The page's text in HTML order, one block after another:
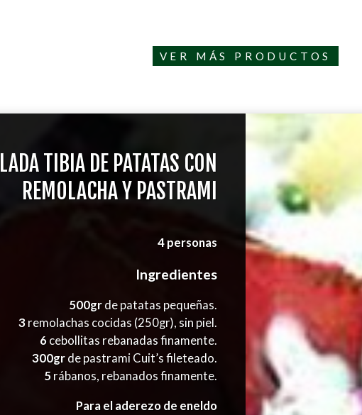
VER MÁS PRODUCTOS
TIBIA DE PATATAS CON
REMOLACHA Y PASTRAMI
4 personas
Ingredientes
500grde patatas pequeñas.
3remolachas cocidas (250gr), sin piel.
6cebollitas rebanadas finamente.
300grde pastrami Cuit’s fileteado.
5 rábanos, rebanados finamente.
Para el aderezo de eneldo